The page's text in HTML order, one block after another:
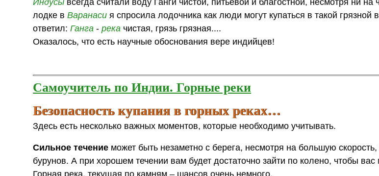
лодке вВаранаси я спросила лодочника как люди могут купаться в такой грязной
ответил:Ганга -река чистая, грязь грязная....
Оказалось, что есть научные обоснования вере индийцев!
Самоучитель по Индии. Горные реки
Безопасность купания в горных реках…
Здесь есть несколько важных моментов, которые необходимо учитывать.
Сильное течение может быть незаметно с берега, несмотря на большую
бурунов. А при хорошем течении вам будет достаточно зайти по колено, чтобы